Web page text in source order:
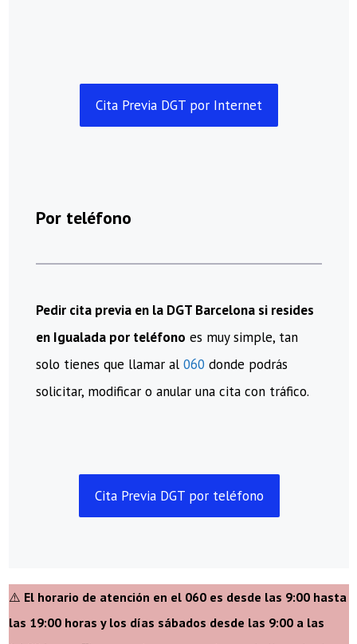
Cita Previa DGT por Internet
Por teléfono
Pedir cita previa en la DGT Barcelona si resides
en Igualada por teléfono es muy simple, tan
solo tienes que llamar al 060 donde podrás
solicitar, modificar o anular una cita con tráfico.
Cita Previa DGT por teléfono
⚠️ El horario de atención en el 060 es desde las 9:00 hasta
las 19:00 horas y los días sábados desde las 9:00 a las